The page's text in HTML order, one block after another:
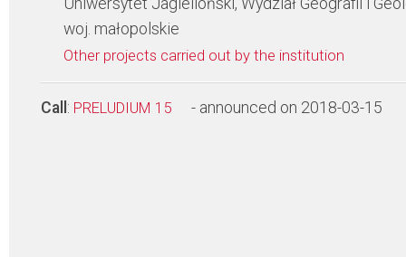
Uniwersytet Jagielloński, Wydział Geografii i
woj. małopolskie
Other projects carried out by the institution
Call : PRELUDIUM 15 - announced on 2018-03-15